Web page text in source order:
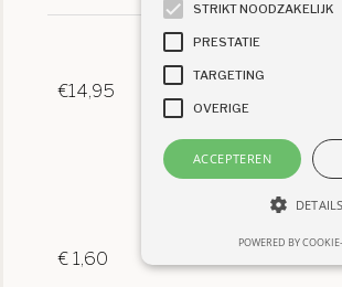
€14,95
€ 1,60
STRIKT NOODZAKELIJK
PRESTATIE
TARGETING
OVERIGE
ACCEPTEREN
DETAILS
POWERED BY